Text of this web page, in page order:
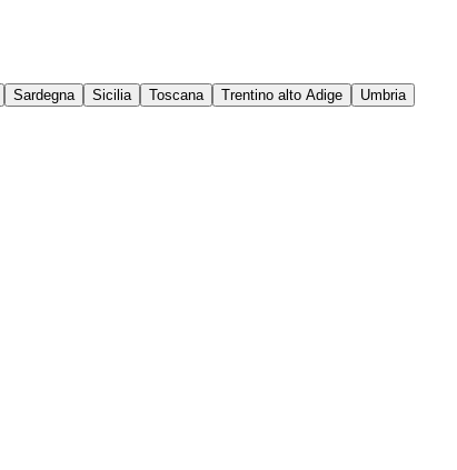
Sardegna Sicilia Toscana Trentino alto Adige
Umbria